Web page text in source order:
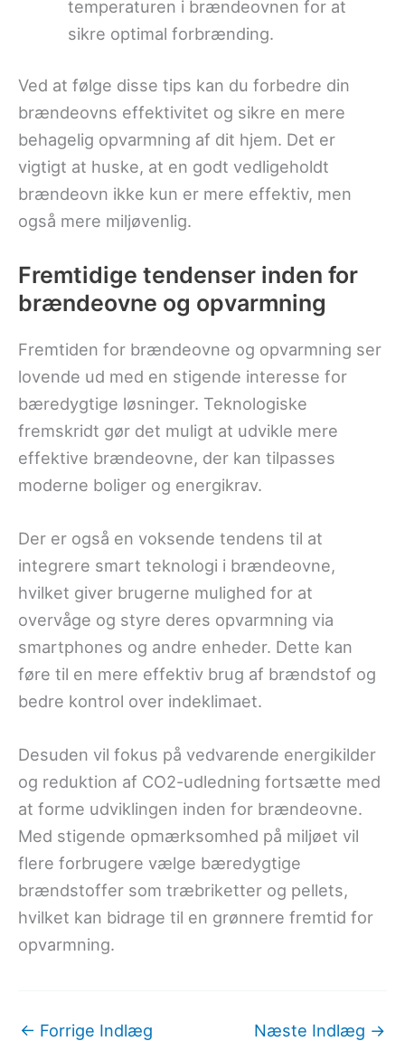
temperaturen i brændeovnen for at
sikre optimal forbrænding.
Ved at følge disse tips kan du forbedre din
brændeovns effektivitet og sikre en mere
behagelig opvarmning af dit hjem. Det er
vigtigt at huske, at en godt vedligeholdt
brændeovn ikke kun er mere effektiv, men
også mere miljøvenlig.
Fremtidige tendenser inden for
brændeovne og opvarmning
Fremtiden for brændeovne og opvarmning ser
lovende ud med en stigende interesse for
bæredygtige løsninger. Teknologiske
fremskridt gør det muligt at udvikle mere
effektive brændeovne, der kan tilpasses
moderne boliger og energikrav.
Der er også en voksende tendens til at
integrere smart teknologi i brændeovne,
hvilket giver brugerne mulighed for at
overvåge og styre deres opvarmning via
smartphones og andre enheder. Dette kan
føre til en mere effektiv brug af brændstof og
bedre kontrol over indeklimaet.
Desuden vil fokus på vedvarende energikilder
og reduktion af CO2-udledning fortsætte med
at forme udviklingen inden for brændeovne.
Med stigende opmærksomhed på miljøet vil
flere forbrugere vælge bæredygtige
brændstoffer som træbriketter og pellets,
hvilket kan bidrage til en grønnere fremtid for
opvarmning.
← Forrige Indlæg Næste Indlæg →